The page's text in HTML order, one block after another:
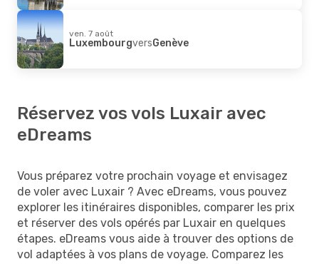
ven. 7 août
LuxembourgversGenève
Réservez vos vols Luxair avec
eDreams
Vous préparez votre prochain voyage et envisagez
de voler avec Luxair ? Avec eDreams, vous pouvez
explorer les itinéraires disponibles, comparer les prix
et réserver des vols opérés par Luxair en quelques
étapes. eDreams vous aide à trouver des options de
vol adaptées à vos plans de voyage. Comparez les